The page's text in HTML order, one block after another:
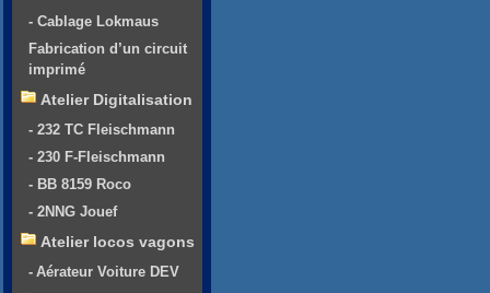
- Cablage Lokmaus
Fabrication d’un circuit
imprimé
Atelier Digitalisation
- 232 TC Fleischmann
- 230 F-Fleischmann
- BB 8159 Roco
- 2NNG Jouef
Atelier locos vagons
- Aérateur Voiture DEV